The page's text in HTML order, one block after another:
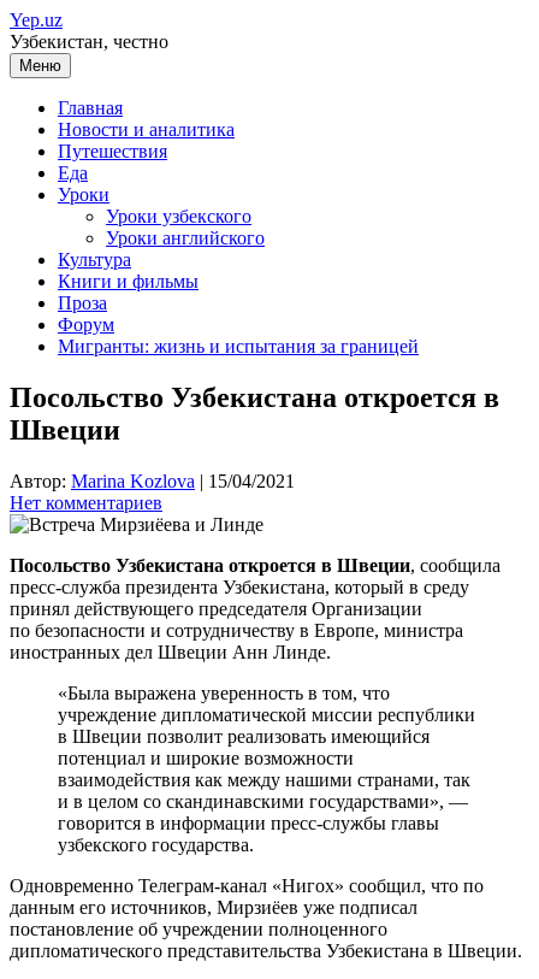
Перейти
к
содержимому
Yep.uz
Узбекистан, честно
Меню
Главная
Новости и аналитика
Путешествия
Еда
Уроки
Уроки узбекского
Уроки английского
Культура
Книги и фильмы
Проза
Форум
Мигранты: жизнь и испытания за границей
Посольство Узбекистана откроется в
Швеции
Автор: Marina Kozlova | 15/04/2021
Нет комментариев
Посольство Узбекистана откроется в Швеции, сообщила
пресс-служба президента Узбекистана, который в среду
принял действующего председателя Организации
по безопасности и сотрудничеству в Европе, министра
иностранных дел Швеции Анн Линде.
«Была выражена уверенность в том, что
учреждение дипломатической миссии республики
в Швеции позволит реализовать имеющийся
потенциал и широкие возможности
взаимодействия как между нашими странами, так
и в целом со скандинавскими государствами», —
говорится в информации пресс-службы главы
узбекского государства.
Одновременно Телеграм-канал «Нигох» сообщил, что по
данным его источников, Мирзиёев уже подписал
постановление об учреждении полноценного
дипломатического представительства Узбекистана в Швеции.